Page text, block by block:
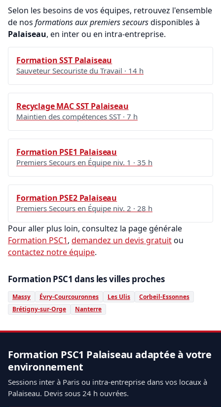
Selon les besoins de vos équipes, retrouvez l'ensemble
de nos formations aux premiers secoursdisponibles à
Palaiseau, en inter ou en intra-entreprise.
Formation SST Palaiseau
Sauveteur Secouriste du Travail · 14 h
Recyclage MAC SST Palaiseau
Maintien des compétences SST · 7 h
Formation PSE1 Palaiseau
Premiers Secours en Équipe niv. 1 · 35 h
Formation PSE2 Palaiseau
Premiers Secours en Équipe niv. 2 · 28 h
Pour aller plus loin, consultez la page générale
Formation PSC1, demandez un devis gratuitou
contactez notre équipe.
Formation PSC1 dans les villes proches
Massy Évry-Courcouronnes Les Ulis
Corbeil-Essonnes
Brétigny-sur-Orge
Nanterre
Formation PSC1 Palaiseau adaptée à votre
environnement
Sessions inter à Paris ou intra-entreprise dans vos locaux à
Palaiseau. Devis sous 24 h ouvrées.